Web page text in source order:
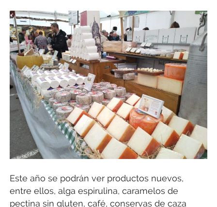
Este año se podrán ver productos nuevos,
entre ellos, alga espirulina, caramelos de
pectina sin gluten, café, conservas de caza